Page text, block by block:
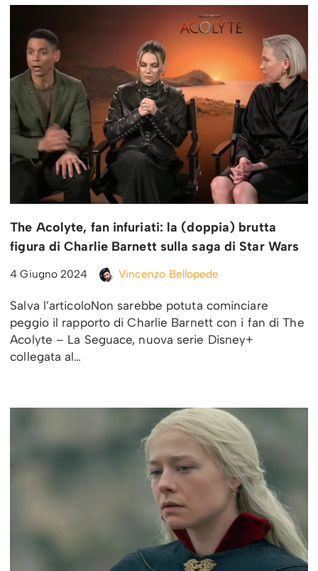
The Acolyte, fan infuriati: la (doppia) brutta
figura di Charlie Barnett sulla saga di Star Wars
4 Giugno 2024 Vincenzo Bellopede
Salva l’articoloNon sarebbe potuta cominciare
peggio il rapporto di Charlie Barnett con i fan di The
Acolyte – La Seguace, nuova serie Disney+
collegata al…